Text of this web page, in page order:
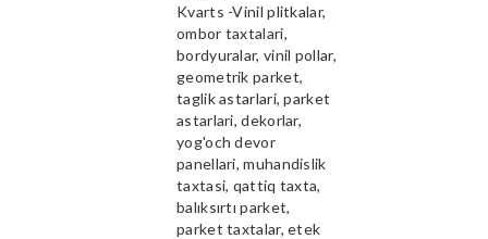
Kvarts -Vinil plitkalar,
ombor taxtalari,
bordyuralar, vinil pollar,
geometrik parket,
taglik astarlari, parket
astarlari, dekorlar,
yog'och devor
panellari, muhandislik
taxtasi, qattiq taxta,
balıksırtı parket,
parket taxtalar, etek